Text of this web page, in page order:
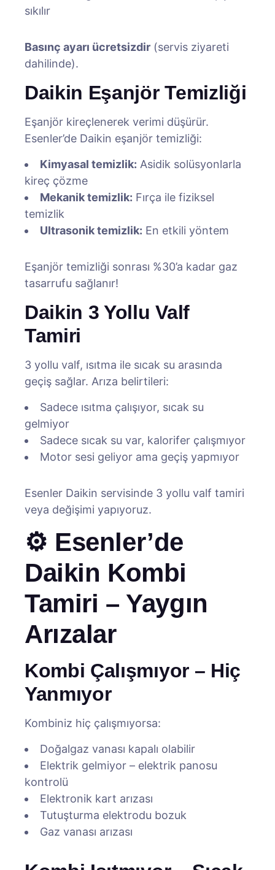
sıkılır
Basınç ayarı ücretsizdir (servis ziyareti
dahilinde).
Daikin Eşanjör Temizliği
Eşanjör kireçlenerek verimi düşürür.
Esenler’de Daikin eşanjör temizliği:
Kimyasal temizlik: Asidik solüsyonlarla
kireç çözme
Mekanik temizlik: Fırça ile fiziksel
temizlik
Ultrasonik temizlik: En etkili yöntem
Eşanjör temizliği sonrası %30’a kadar gaz
tasarrufu sağlanır!
Daikin 3 Yollu Valf
Tamiri
3 yollu valf, ısıtma ile sıcak su arasında
geçiş sağlar. Arıza belirtileri:
Sadece ısıtma çalışıyor, sıcak su
gelmiyor
Sadece sıcak su var, kalorifer çalışmıyor
Motor sesi geliyor ama geçiş yapmıyor
Esenler Daikin servisinde 3 yollu valf tamiri
veya değişimi yapıyoruz.
⚙️ Esenler’de
Daikin Kombi
Tamiri – Yaygın
Arızalar
Kombi Çalışmıyor – Hiç
Yanmıyor
Kombiniz hiç çalışmıyorsa:
Doğalgaz vanası kapalı olabilir
Elektrik gelmiyor – elektrik panosu
kontrolü
Elektronik kart arızası
Tutuşturma elektrodu bozuk
Gaz vanası arızası